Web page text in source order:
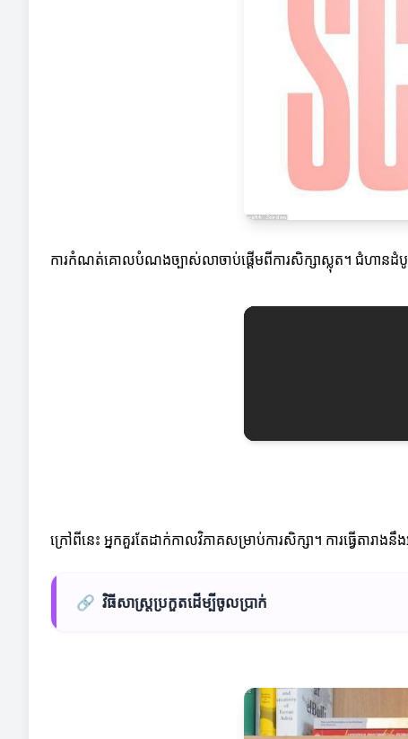
ការកំណត់គោលបំណងច្បាស់លាចាប់ផ្ដើមពីការសិក្សាស្លុត។ ជំហាន
ក្រៅពីនេះ អ្នកគួរតែដាក់កាលវិភាគសម្រាប់ការសិក្សា។ ការធ្វើតារា
🔗 វិធីសាស្ត្រប្រកួតដើម្បីចូលប្រាក់